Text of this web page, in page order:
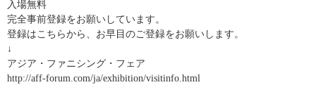
入場無料
完全事前登録をお願いしています。
登録はこちらから、お早目のご登録をお願いします。
↓
アジア・ファニシング・フェア
http://aff-forum.com/ja/exhibition/visitinfo.html